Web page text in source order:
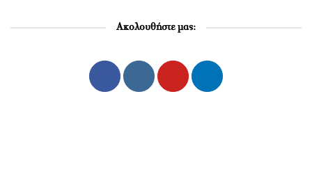
Ακολουθήστε μας: